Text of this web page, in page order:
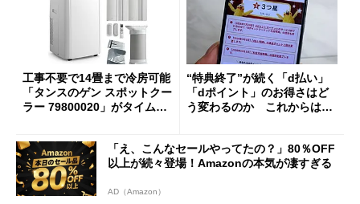
工事不要で14畳まで冷房可能
「タンスのゲン スポットクー
ラー 79800020」がタイムセ
“特典終了”が続く「d払い」
「dポイント」のお得さはど
う変わるのか これからは
「え、こんなセールやってたの？」80％OFF
以上が続々登場！Amazonの本気が凄すぎる
AD（Amazon）